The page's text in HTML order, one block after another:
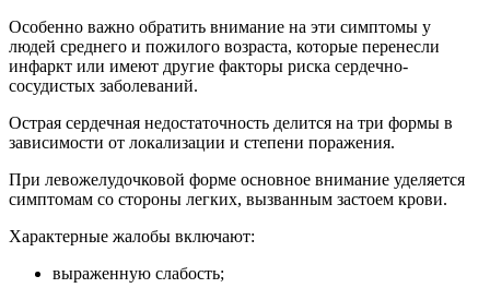
Особенно важно обратить внимание на эти симптомы у
людей среднего и пожилого возраста, которые перенесли
инфаркт или имеют другие факторы риска сердечно-
сосудистых заболеваний.
Острая сердечная недостаточность делится на три формы в
зависимости от локализации и степени поражения.
При левожелудочковой форме основное внимание уделяется
симптомам со стороны легких, вызванным застоем крови.
Характерные жалобы включают:
выраженную слабость;